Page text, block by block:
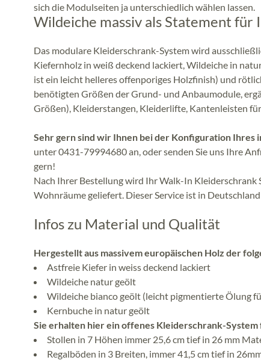
sich die Modulseiten ja unterschiedlich wählen lassen.
Wildeiche massiv als Statement
Das modulare Kleiderschrank-System wird
Kiefernholz in weiß deckend lackiert, Wildeiche in
ist ein leicht helleres offenporiges Holzfinish) und
benötigten Größen der Grund- und Anbaumodule,
Größen), Kleiderstangen, Kleiderlifte, Kantenleisten
Sehr gern sind wir Ihnen bei der Konfiguration
unter 0431-79994680 an, oder senden Sie uns Ihre
gern!
Nach Ihrer Bestellung wird Ihr Walk-In
Wohnräume geliefert. Dieser Service ist in
Infos zu Material und Qualität
Hergestellt aus massivem europäischen Holz der
Astfreie Kiefer in weiss deckend lackiert
Wildeiche natur geölt
Wildeiche bianco geölt (leicht pigmentierte Ölung
Kernbuche in natur geölt
Sie erhalten hier ein offenes Kleiderschrank-
Stollen in 7 Höhen immer 25,6 cm tief in 26 mm
Regalböden in 3 Breiten, immer 41,5 cm tief in